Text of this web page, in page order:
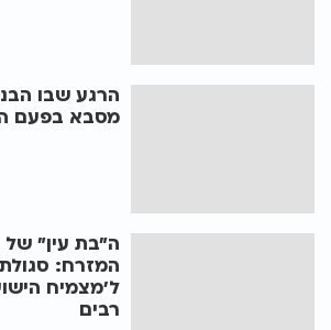
הרגע שבו
מסבא בפעם
ה"בת עין" של
המזרח:
ל'מצמיח
רבים